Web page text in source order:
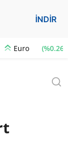
İNDİR
Euro (%0.26)